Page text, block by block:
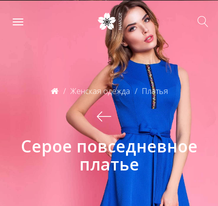
Женская одежда Платья
Серое повседневное
платье